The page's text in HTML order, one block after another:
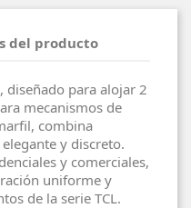
del producto
diseñado para alojar 2
mecanismos de
combina
y discreto.
y comerciales,
uniforme y
de la serie TCL.